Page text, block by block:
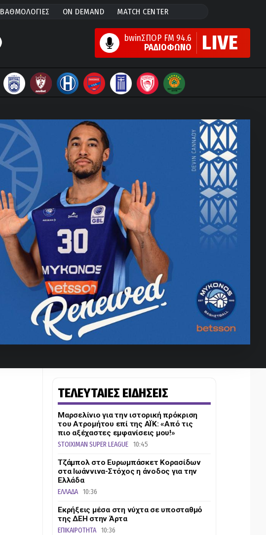
ΒΑΘΜΟΛΟΓΙΕΣ ON DEMAND MATCH CENTER
bwinΣΠΟΡ FM 94.6
ΡΑΔΙΟΦΩΝΟ
LIVE
ΤΕΛΕΥΤΑΙΕΣ ΕΙΔΗΣΕΙΣ
Μαρσελίνιο για την ιστορική πρόκριση
του Ατρομήτου επί της ΑΪΚ: «Από τις
πιο αξέχαστες εμφανίσεις μου!»
STOIXIMAN SUPER LEAGUE 10:45
Τζάμπολ στο Ευρωμπάσκετ Κορασίδων
στα Ιωάννινα-Στόχος η άνοδος για την
Ελλάδα
ΕΛΛΑΔΑ 10:36
Eκρήξεις μέσα στη νύχτα σε υποσταθμό
της ΔΕΗ στην Άρτα
ΕΠΙΚΑΙΡΟΤΗΤΑ 10:36